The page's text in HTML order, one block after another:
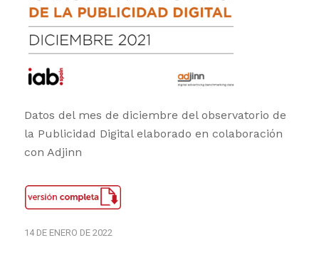
Datos del mes de diciembre del observatorio de
la Publicidad Digital elaborado en colaboración
con Adjinn
14 DE ENERO DE 2022